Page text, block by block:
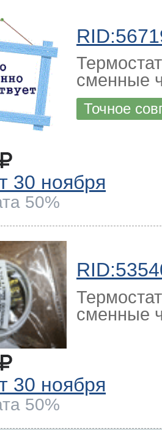
сменные
Точное
30 ноября
50%
сменные
30 ноября
50%